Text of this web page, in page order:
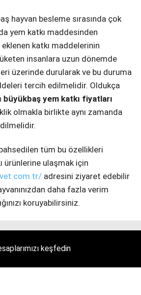
hayvan besleme sırasında çok
yem katkı maddesinden
eklenen katkı maddelerinin
insanlara uzun dönemde
üzerinde durularak ve bu duruma
tercih edilmelidir. Oldukça
büyükbaş yem katkı fiyatları
olmakla birlikte aynı zamanda
tüm bu özellikleri
ürünlerine ulaşmak için
adresini ziyaret edebilir
daha fazla verim
koruyabilirsiniz.
keşfedin